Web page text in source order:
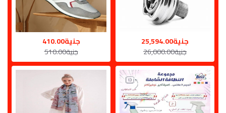
جنية25,594.00
جنية26,000.00
جنية410.00
جنية510.00